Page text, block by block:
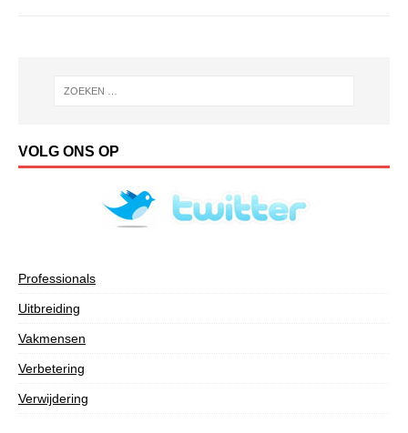
VOLG ONS OP
Professionals
Uitbreiding
Vakmensen
Verbetering
Verwijdering